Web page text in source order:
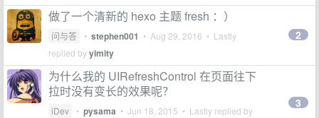
做了一个清新的 hexo 主题 fresh ：）
问与答 • stephen001 • Aug 29, 2016 • Lastly
replied byyimity
2
为什么我的 UIRefreshControl 在页面往下
拉时没有变长的效果呢？
iDev • pysama • Jun 18, 2015 • Lastly replied by
3